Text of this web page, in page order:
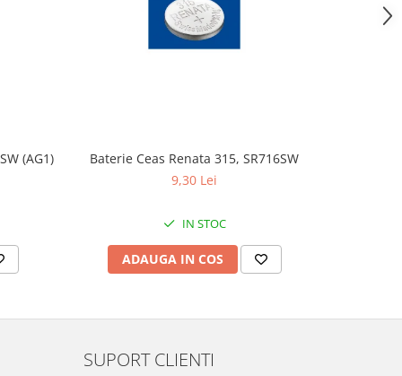
(AG1)
Baterie Ceas Renata 315, SR716SW
9,30 Lei
IN STOC
ADAUGA IN COS
SUPORT CLIENTI